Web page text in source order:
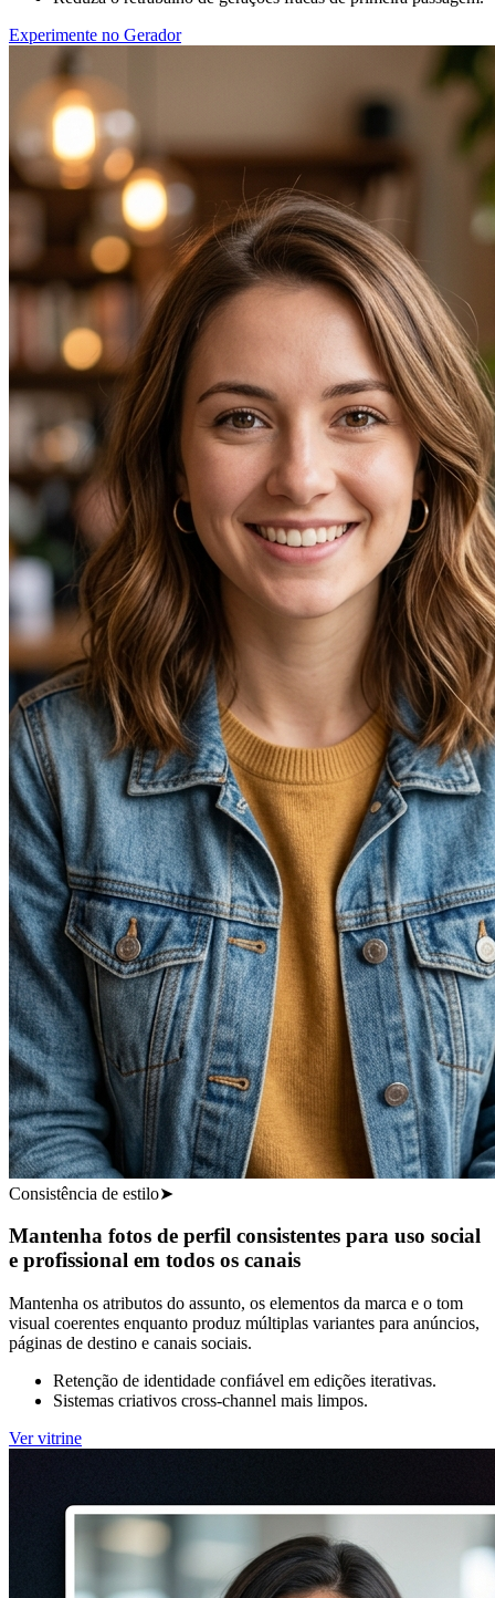
Experimente no Gerador
Consistência de estilo➤
Mantenha fotos de perfil consistentes para uso social
e profissional em todos os canais
Mantenha os atributos do assunto, os elementos da marca e o tom
visual coerentes enquanto produz múltiplas variantes para anúncios,
páginas de destino e canais sociais.
Retenção de identidade confiável em edições iterativas.
Sistemas criativos cross-channel mais limpos.
Ver vitrine